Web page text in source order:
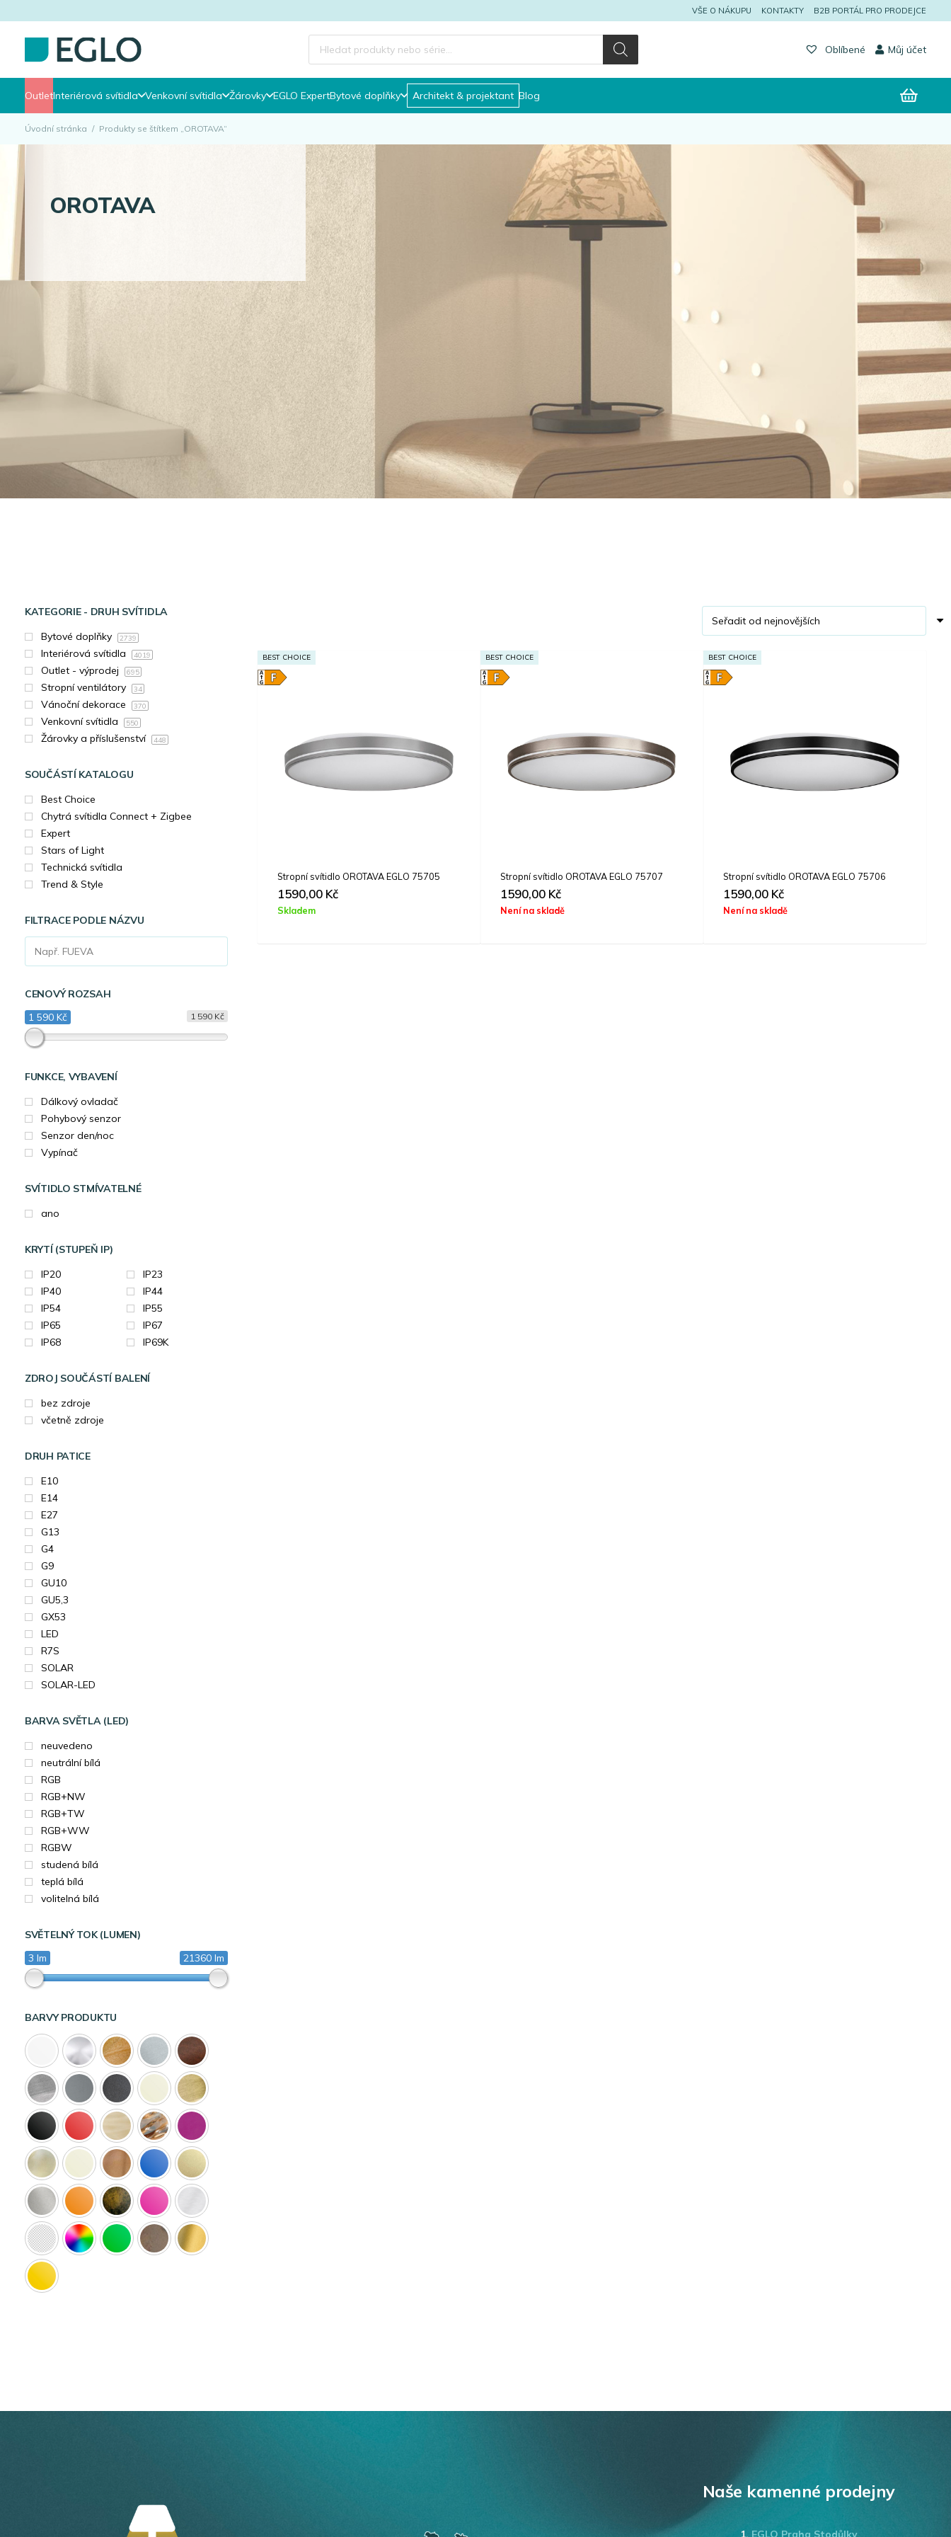
VŠE O NÁKUPU KONTAKTY B2B PORTÁL PRO PRODEJCE
Products
search
Oblíbené Můj účet
OutletInteriérová svítidla Venkovní svítidla Žárovky EGLO ExpertBytové doplňky Architekt & projektant Blog
Úvodní stránka / Produkty se štítkem „OROTAVA“
OROTAVA
KATEGORIE - DRUH SVÍTIDLA
Bytové doplňky
2739
Interiérová svítidla 4019
Outlet - výprodej 695
Stropní ventilátory 34
Vánoční dekorace 370
Venkovní svítidla 550
Žárovky a příslušenství 448
SOUČÁSTÍ KATALOGU
Best Choice
Chytrá svítidla Connect + Zigbee
Expert
Stars of Light
Technická svítidla
Trend & Style
FILTRACE PODLE NÁZVU
CENOVÝ ROZSAH
1 590 Kč
1 590 Kč
FUNKCE, VYBAVENÍ
Dálkový ovladač
Pohybový senzor
Senzor den/noc
Vypínač
SVÍTIDLO STMÍVATELNÉ
ano
KRYTÍ (STUPEŇ IP)
IP20
IP23
IP40
IP44
IP54
IP55
IP65
IP67
IP68
IP69K
ZDROJ SOUČÁSTÍ BALENÍ
bez zdroje
včetně zdroje
DRUH PATICE
E10
E14
E27
G13
G4
G9
GU10
GU5,3
GX53
LED
R7S
SOLAR
SOLAR-LED
BARVA SVĚTLA (LED)
neuvedeno
neutrální bílá
RGB
RGB+NW
RGB+TW
RGB+WW
RGBW
studená bílá
teplá bílá
volitelná bílá
SVĚTELNÝ TOK (LUMEN)
3 lm
21360 lm
BARVY PRODUKTU
BEST CHOICE
Stropní svítidlo OROTAVA EGLO 75705
1590,00 Kč
Skladem
BEST CHOICE
Stropní svítidlo OROTAVA EGLO 75707
1590,00 Kč
Není na skladě
BEST CHOICE
Stropní svítidlo OROTAVA EGLO 75706
1590,00 Kč
Není na skladě
Naše kamenné prodejny
1. EGLO Praha Stodůlky